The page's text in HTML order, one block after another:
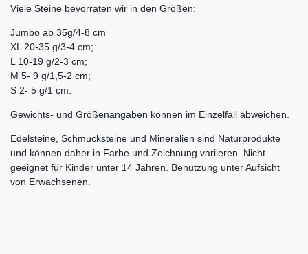
Viele Steine bevorraten wir in den Größen:
Jumbo ab 35g/4-8 cm
XL 20-35 g/3-4 cm;
L 10-19 g/2-3 cm;
M 5- 9 g/1,5-2 cm;
S 2- 5 g/1 cm.
Gewichts- und Größenangaben können im Einzelfall abweichen.
Edelsteine, Schmucksteine und Mineralien sind Naturprodukte
und können daher in Farbe und Zeichnung variieren. Nicht
geeignet für Kinder unter 14 Jahren. Benutzung unter Aufsicht
von Erwachsenen.